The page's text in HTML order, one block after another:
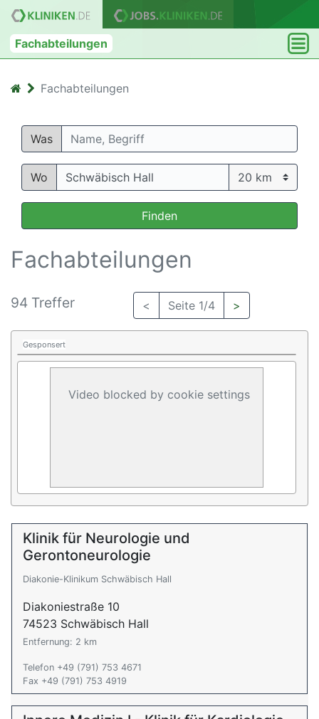
Fachabteilungen
Fachabteilungen
Was
Wo
Finden
Fachabteilungen
94 Treffer < Seite 1/4 >
Gesponsert
Video blocked by cookie settings
Klinik für Neurologie und
Gerontoneurologie
Diakonie-Klinikum Schwäbisch Hall
Diakoniestraße 10
74523 Schwäbisch Hall
Entfernung: 2 km
Telefon +49 (791) 753 4671
Fax +49 (791) 753 4919